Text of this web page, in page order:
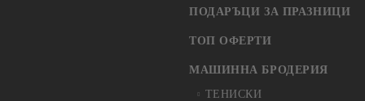
ПОДАРЪЦИ ЗА ПРАЗНИЦИ
ТОП ОФЕРТИ
МАШИННА БРОДЕРИЯ
ТЕНИСКИ